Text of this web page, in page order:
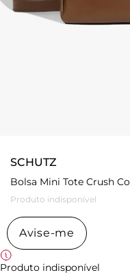
SCHUTZ
Bolsa Mini Tote Crush
Produto indisponível
Avise-me
Produto indisponível